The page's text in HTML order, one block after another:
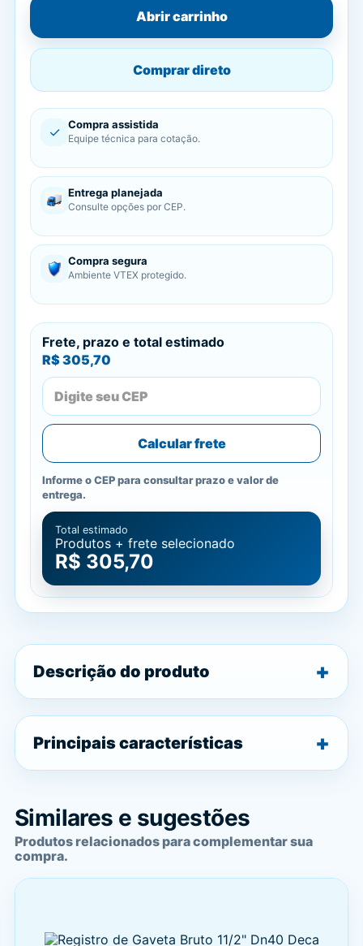
Abrir carrinho
Comprar direto
✓ Compra assistida
Equipe técnica para cotação.
Entrega planejada
Consulte opções por CEP.
Compra segura
Ambiente VTEX protegido.
Frete, prazo e total estimado
R$ 305,70
Calcular frete
Informe o CEP para consultar prazo e valor de
entrega.
Total estimado
Produtos + frete selecionado
R$ 305,70
Descrição do produto
Principais características
Similares e sugestões
Produtos relacionados para complementar sua
compra.